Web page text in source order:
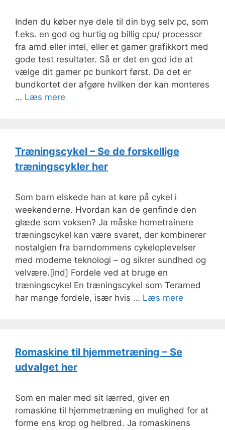
Inden du køber nye dele til din byg selv pc, som
f.eks. en god og hurtig og billig cpu/ processor
fra amd eller intel, eller et gamer grafikkort med
gode test resultater. Så er det en god ide at
vælge dit gamer pc bunkort først. Da det er
bundkortet der afgøre hvilken der kan monteres
… Læs mere
Træningscykel – Se de forskellige
træningscykler her
Som barn elskede han at køre på cykel i
weekenderne. Hvordan kan de genfinde den
glæde som voksen? Ja måske hometrainere
træningscykel kan være svaret, der kombinerer
nostalgien fra barndommens cykeloplevelser
med moderne teknologi – og sikrer sundhed og
velvære.[ind] Fordele ved at bruge en
træningscykel En træningscykel som Teramed
har mange fordele, især hvis … Læs mere
Romaskine til hjemmetræning – Se
udvalget her
Som en maler med sit lærred, giver en
romaskine til hjemmetræning en mulighed for at
forme ens krop og helbred. Ja romaskinens